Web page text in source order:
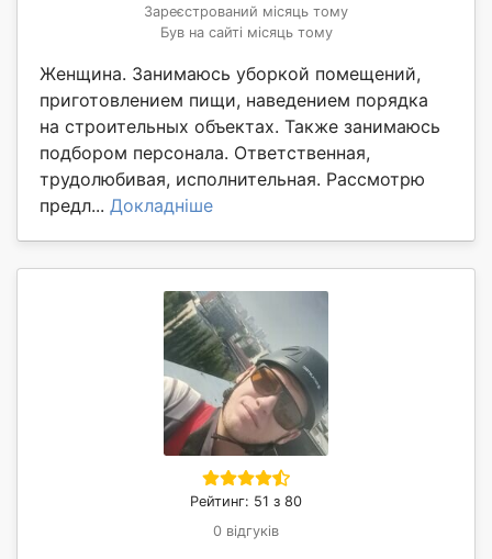
Зареєстрований місяць тому
Був на сайті місяць тому
Женщина. Занимаюсь уборкой помещений,
приготовлением пищи, наведением порядка
на строительных объектах. Также занимаюсь
подбором персонала. Ответственная,
трудолюбивая, исполнительная. Рассмотрю
предл... Докладніше
Рейтинг: 51 з 80
0 відгуків